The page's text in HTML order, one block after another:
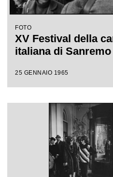
FOTO
XV Festival della
italiana di Sanremo
25 GENNAIO 1965